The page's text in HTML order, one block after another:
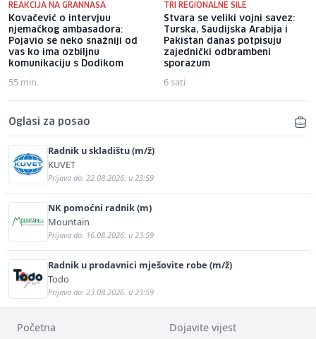
REAKCIJA NA GRANNASA
Kovačević o intervjuu
njemačkog ambasadora:
Pojavio se neko snažniji od
vas ko ima ozbiljnu
komunikaciju s Dodikom
55 min
TRI REGIONALNE SILE
Stvara se veliki vojni savez:
Turska, Saudijska Arabija i
Pakistan danas potpisuju
zajednički odbrambeni
sporazum
6 sati
Oglasi za posao
Radnik u skladištu (m/ž)
KUVET
Prijava do: 22.08.2026. u 23:59
NK pomoćni radnik (m)
Mountain
Prijava do: 16.08.2026. u 23:59
Radnik u prodavnici mješovite robe (m/ž)
Todo
Prijava do: 23.08.2026. u 23:59
Početna Dojavite vijest